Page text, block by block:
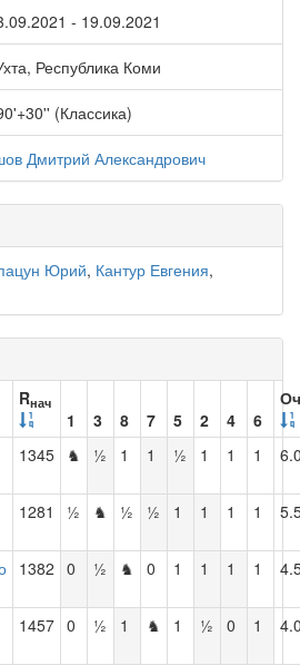
- 19.09.2021
Республика Коми
(Классика)
Дмитрий Александрович
Юрий, Кантур Евгения,
Rнач
1 3 8 7 5 2 4 6
1345 ♞ ½ 1 1 ½ 1 1 1
1281 ½ ♞ ½ ½ 1 1 1 1
1382 0 ½ ♞ 0 1 1 1 1
1457 0 ½ 1 ♞ 1 ½ 0 1